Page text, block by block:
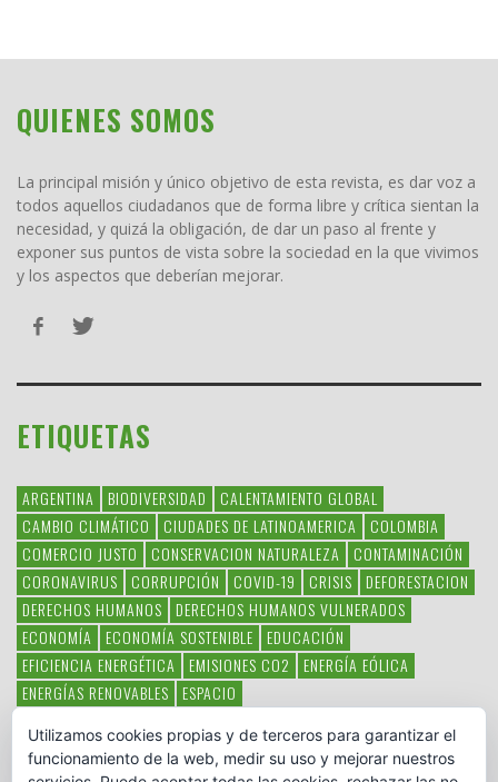
QUIENES SOMOS
La principal misión y único objetivo de esta revista, es dar voz a
todos aquellos ciudadanos que de forma libre y crítica sientan la
necesidad, y quizá la obligación, de dar un paso al frente y
exponer sus puntos de vista sobre la sociedad en la que vivimos
y los aspectos que deberían mejorar.
ETIQUETAS
ARGENTINA BIODIVERSIDAD
CALENTAMIENTO GLOBAL
CAMBIO CLIMÁTICO
CIUDADES DE LATINOAMERICA
COLOMBIA
COMERCIO JUSTO
CONSERVACION NATURALEZA
CONTAMINACIÓN
CORONAVIRUS
CORRUPCIÓN COVID-19 CRISIS
DEFORESTACION
DERECHOS HUMANOS
DERECHOS HUMANOS VULNERADOS
ECONOMÍA
ECONOMÍA SOSTENIBLE
EDUCACIÓN
EFICIENCIA ENERGÉTICA
EMISIONES CO2
ENERGÍA EÓLICA
ENERGÍAS RENOVABLES
ESPACIO
HAMBRE LATINOAMÉRICA MEDIO AMBIENTE
MÉXICO
OBJETIVOS DEL MILENIO
ONGS PAZ POBREZA POESÍA POLITICA
Utilizamos cookies propias y de terceros para garantizar el
funcionamiento de la web, medir su uso y mejorar nuestros